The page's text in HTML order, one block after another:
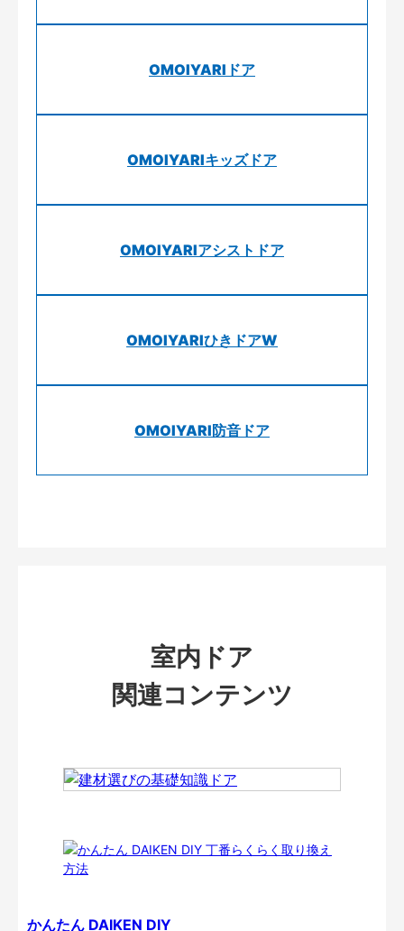
OMOIYARIドア
OMOIYARIキッズドア
OMOIYARIアシストドア
OMOIYARIひきドアW
OMOIYARI防音ドア
室内ドア
関連コンテンツ
かんたん DAIKEN DIY